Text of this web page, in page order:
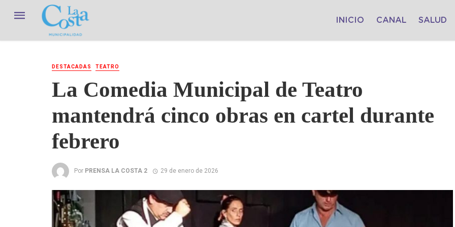
INICIO CANAL SALUD
DESTACADAS TEATRO
La Comedia Municipal de Teatro
mantendrá cinco obras en cartel durante
febrero
Por PRENSA LA COSTA 2 29 de enero de 2026